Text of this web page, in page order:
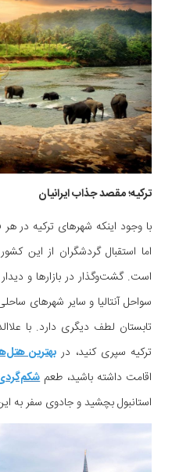
ترکیه؛ مقصد جذاب ایرانیان
با وجود اینکه شهرهای ترکیه در
اما استقبال گردشگران از این
است. گشت‌و‌گذار در بازارها و
سواحل آنتالیا و سایر شهرهای
تابستان لطف دیگری دارد. با
ترکیه سپری کنید، در بهترین
اقامت داشته باشید، طعم
استانبول بچشید و جادوی سفر به